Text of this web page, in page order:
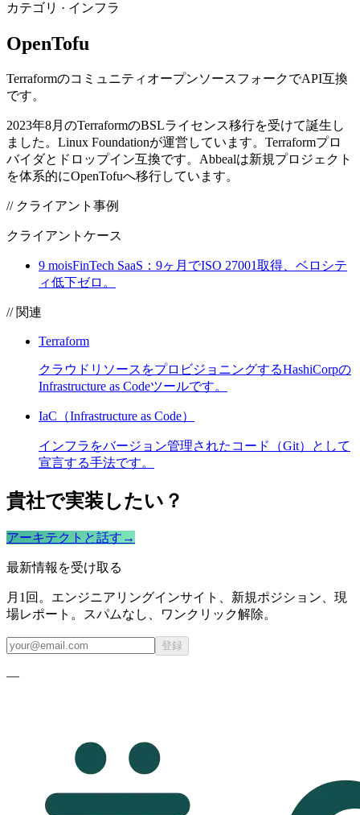
カテゴリ · インフラ
OpenTofu
TerraformのコミュニティオープンソースフォークでAPI互換
です。
2023年8月のTerraformのBSLライセンス移行を受けて誕生し
ました。Linux Foundationが運営しています。Terraformプロ
バイダとドロップイン互換です。Abbealは新規プロジェクト
を体系的にOpenTofuへ移行しています。
// クライアント事例
クライアントケース
9 moisFinTech SaaS：9ヶ月でISO 27001取得、ベロシテ
ィ低下ゼロ。
// 関連
Terraform
クラウドリソースをプロビジョニングするHashiCorpの
Infrastructure as Codeツールです。
IaC（Infrastructure as Code）
インフラをバージョン管理されたコード（Git）として
宣言する手法です。
貴社で実装したい？
アーキテクトと話す →
最新情報を受け取る
月1回。エンジニアリングインサイト、新規ポジション、現
場レポート。スパムなし、ワンクリック解除。
登録
—